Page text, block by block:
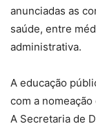
anunciadas as
saúde, entre
administrativa.
A educação
com a
A Secretaria de